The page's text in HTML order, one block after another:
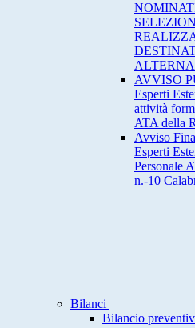
AVVISO
Esperti
attività
ATA della
Avviso
Esperti
Personale
n.-10
Bilanci
Bilancio